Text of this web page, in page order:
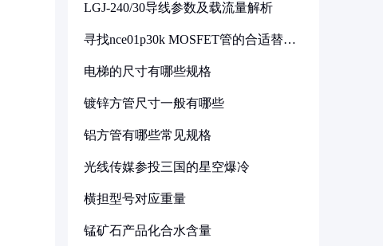
LGJ-240/30导线参数及载流量解析
寻找nce01p30k MOSFET管的合适替代
电梯的尺寸有哪些规格
镀锌方管尺寸一般有哪些
铝方管有哪些常见规格
光线传媒参投三国的星空爆冷
横担型号对应重量
锰矿石产品化合水含量